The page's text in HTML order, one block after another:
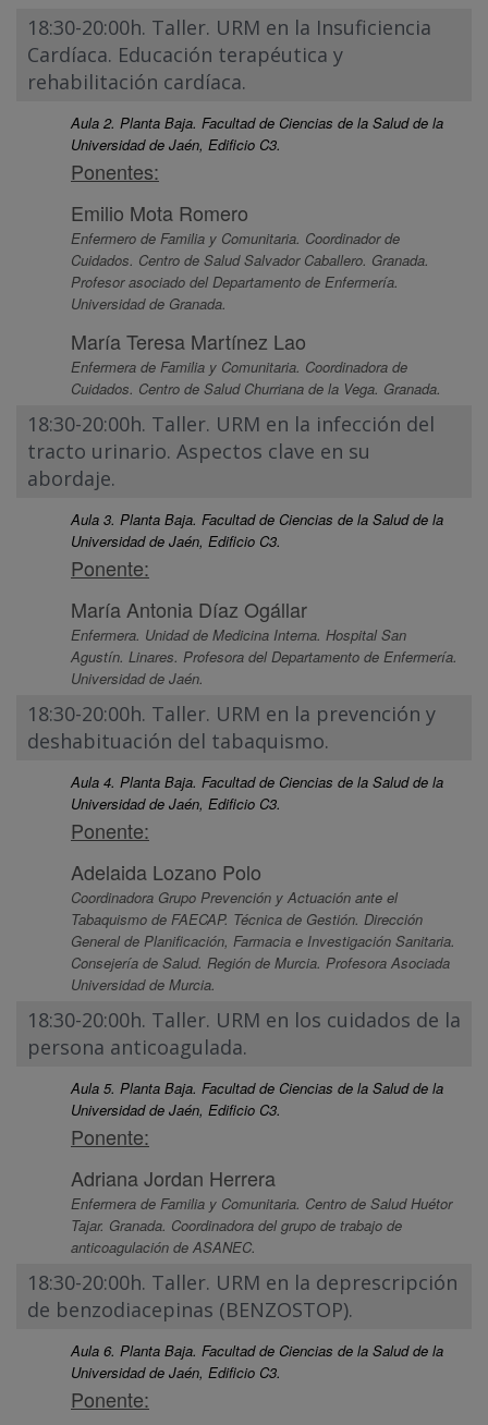
18:30-20:00h. Taller. URM en la Insuficiencia
Cardíaca. Educación terapéutica y
rehabilitación cardíaca.
Aula 2. Planta Baja. Facultad de Ciencias de la Salud de la
Universidad de Jaén, Edificio C3.
Ponentes:
Emilio Mota Romero
Enfermero de Familia y Comunitaria. Coordinador de
Cuidados. Centro de Salud Salvador Caballero. Granada.
Profesor asociado del Departamento de Enfermería.
Universidad de Granada.
María Teresa Martínez Lao
Enfermera de Familia y Comunitaria. Coordinadora de
Cuidados. Centro de Salud Churriana de la Vega. Granada.
18:30-20:00h. Taller. URM en la infección del
tracto urinario. Aspectos clave en su
abordaje.
Aula 3. Planta Baja. Facultad de Ciencias de la Salud de la
Universidad de Jaén, Edificio C3.
Ponente:
María Antonia Díaz Ogállar
Enfermera. Unidad de Medicina Interna. Hospital San
Agustín. Linares. Profesora del Departamento de Enfermería.
Universidad de Jaén.
18:30-20:00h. Taller. URM en la prevención y
deshabituación del tabaquismo.
Aula 4. Planta Baja. Facultad de Ciencias de la Salud de la
Universidad de Jaén, Edificio C3.
Ponente:
Adelaida Lozano Polo
Coordinadora Grupo Prevención y Actuación ante el
Tabaquismo de FAECAP. Técnica de Gestión. Dirección
General de Planificación, Farmacia e Investigación Sanitaria.
Consejería de Salud. Región de Murcia. Profesora Asociada
Universidad de Murcia.
18:30-20:00h. Taller. URM en los cuidados de la
persona anticoagulada.
Aula 5. Planta Baja. Facultad de Ciencias de la Salud de la
Universidad de Jaén, Edificio C3.
Ponente:
Adriana Jordan Herrera
Enfermera de Familia y Comunitaria. Centro de Salud Huétor
Tajar. Granada. Coordinadora del grupo de trabajo de
anticoagulación de ASANEC.
18:30-20:00h. Taller. URM en la deprescripción
de benzodiacepinas (BENZOSTOP).
Aula 6. Planta Baja. Facultad de Ciencias de la Salud de la
Universidad de Jaén, Edificio C3.
Ponente: